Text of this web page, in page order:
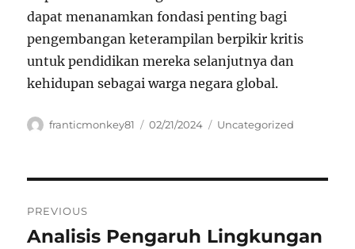
dapat menanamkan fondasi penting bagi
pengembangan keterampilan berpikir kritis
untuk pendidikan mereka selanjutnya dan
kehidupan sebagai warga negara global.
Author
franticmonkey81
Posted
02/21/2024 Categories
Uncategorized
pos
PREVIOUS
Previous
Analisis Pengaruh Lingkungan